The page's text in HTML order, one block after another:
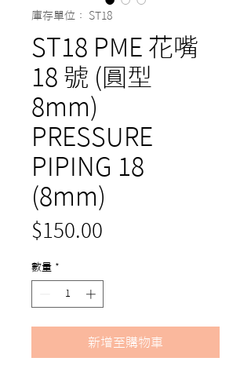
庫存單位： ST18
ST18 PME 花嘴
18 號 (圓型
8mm)
PRESSURE
PIPING 18
(8mm)
$150.00
數量 *
新增至購物車